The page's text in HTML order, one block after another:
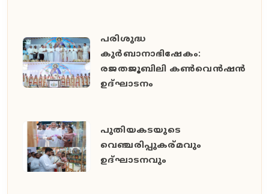
പരിശുദ്ധ
കുർബാനാഭിഷേകം:
രജതജൂബിലി കൺവെൻഷൻ
ഉദ്ഘാടനം
പുതിയകടയുടെ
വെഞ്ചരിപ്പുകര്മവും
ഉദ്‌ഘാടനവും